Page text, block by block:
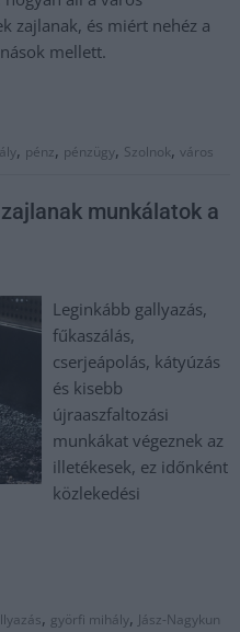
zajlanak, és miért nehéz a
mellett.
, pénz, pénzügy, Szolnok,város
munkálatok a
Leginkább gallyazás,
fűkaszálás,
cserjeápolás, kátyúzás
és kisebb
újraaszfaltozási
munkákat végeznek az
illetékesek, ez időnként
közlekedési
, györfi mihály, Jász-Nagykun